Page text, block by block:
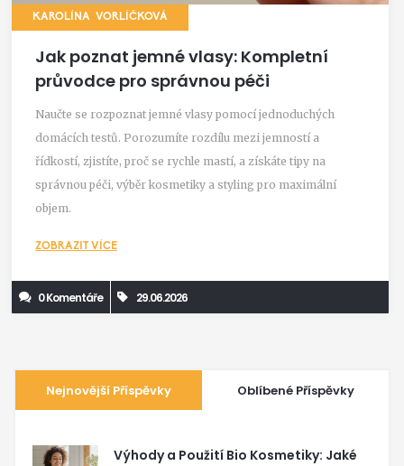
KAROLÍNA VORLÍČKOVÁ
Jak poznat jemné vlasy: Kompletní
průvodce pro správnou péči
Naučte se rozpoznat jemné vlasy pomocí jednoduchých
domácích testů. Porozumíte rozdílu mezi jemností a
řídkostí, zjistíte, proč se rychle mastí, a získáte tipy na
správnou péči, výběr kosmetiky a styling pro maximální
objem.
ZOBRAZIT VÍCE
0 Komentáře 29.06.2026
Nejnovější Příspěvky Oblíbené Příspěvky
Výhody a Použití Bio Kosmetiky: Jaké